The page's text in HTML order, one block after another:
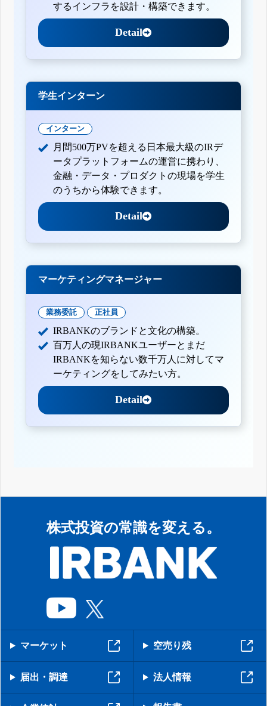
するインフラを設計・構築できます。
Detail
学生インターン
インターン
月間500万PVを超える日本最大級のIRデ
ータプラットフォームの運営に携わり、
金融・データ・プロダクトの現場を学生
のうちから体験できます。
Detail
マーケティングマネージャー
業務委託 正社員
IRBANKのブランドと文化の構築。
百万人の現IRBANKユーザーとまだ
IRBANKを知らない数千万人に対してマ
ーケティングをしてみたい方。
Detail
株式投資の常識を変える。
マーケット 空売り残
届出・調達 法人情報